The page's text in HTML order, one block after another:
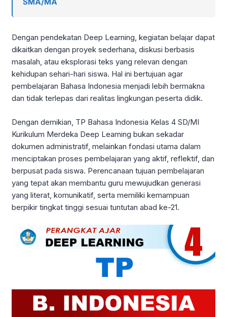
Dengan pendekatan Deep Learning, kegiatan belajar dapat
dikaitkan dengan proyek sederhana, diskusi berbasis
masalah, atau eksplorasi teks yang relevan dengan
kehidupan sehari-hari siswa. Hal ini bertujuan agar
pembelajaran Bahasa Indonesia menjadi lebih bermakna
dan tidak terlepas dari realitas lingkungan peserta didik.
Dengan demikian, TP Bahasa Indonesia Kelas 4 SD/MI
Kurikulum Merdeka Deep Learning bukan sekadar
dokumen administratif, melainkan fondasi utama dalam
menciptakan proses pembelajaran yang aktif, reflektif, dan
berpusat pada siswa. Perencanaan tujuan pembelajaran
yang tepat akan membantu guru mewujudkan generasi
yang literat, komunikatif, serta memiliki kemampuan
berpikir tingkat tinggi sesuai tuntutan abad ke-21.